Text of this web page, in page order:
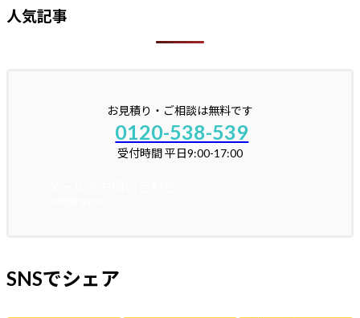
人気記事
お見積り・ご相談は無料です
0120-538-539
受付時間 平日9:00-17:00
SNSでシェア